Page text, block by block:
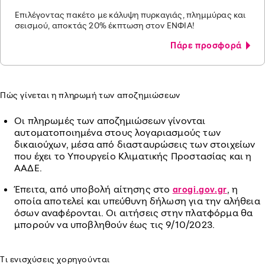
Επιλέγοντας πακέτο με κάλυψη πυρκαγιάς, πλημμύρας και
σεισμού, αποκτάς 20% έκπτωση στον ΕΝΦΙΑ!
Πάρε προσφορά
Πώς γίνεται η πληρωμή των αποζημιώσεων
Οι πληρωμές των αποζημιώσεων γίνονται
αυτοματοποιημένα στους λογαριασμούς των
δικαιούχων, μέσα από διασταυρώσεις των στοιχείων
που έχει το Υπουργείο Κλιματικής Προστασίας και η
ΑΑΔΕ.
Έπειτα, από υποβολή αίτησης στο arogi.gov.gr, η
οποία αποτελεί και υπεύθυνη δήλωση για την αλήθεια
όσων αναφέρονται. Οι αιτήσεις στην πλατφόρμα θα
μπορούν να υποβληθούν έως τις 9/10/2023.
Τι ενισχύσεις χορηγούνται